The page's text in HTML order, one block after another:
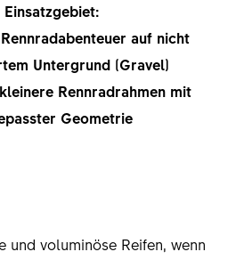
Einsatzgebiet:
auf nicht
Untergrund (Gravel)
Rennradrahmen mit
Geometrie
voluminöse Reifen, wenn